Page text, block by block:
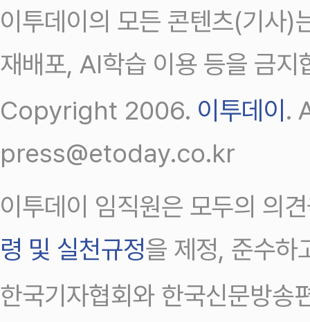
이투데이의 모든 콘텐츠(기사)
재배포, AI학습 이용 등을 금지
Copyright 2006. 이투데이.
press@etoday.co.kr
이투데이 임직원은 모두의 의
령 및 실천규정을 제정, 준수하
한국기자협회와 한국신문방송